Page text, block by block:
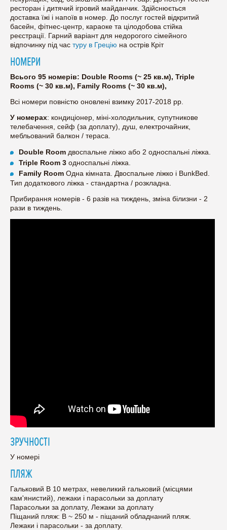
ресторан і дитячий ігровий майданчик. Здійснюється
доставка їжі і напоїв в номер. До послуг гостей відкритий
басейн, фітнес-центр, караоке та цілодобова стійка
реєстрації. Гарний варіант для недорогого сімейного
відпочинку під час туру в Грецію на острів Кріт
НОМЕРИ
Всього 95 номерів: Double Rooms (~ 25 кв.м), Triple
Rooms (~ 30 кв.м), Family Rooms (~ 30 кв.м),
Всі номери повністю оновлені взимку 2017-2018 рр.
У номерах: кондиціонер, міні-холодильник, супутникове
телебачення, сейф (за доплату), душ, електрочайник,
мебльований балкон / тераса.
Double Room двоспальне ліжко або 2 односпальні ліжка.
Triple Room 3 односпальні ліжка.
Family Room Одна кімната. Двоспальне ліжко і BunkBed.
Тип додаткового ліжка - стандартна / розкладна.
Прибирання номерів - 6 разів на тиждень, зміна білизни - 2
рази в тиждень.
ЗРУЧНОСТІ
У номері
ПЛЯЖ
Гальковий В 10 метрах, невеликий гальковий (місцями
кам'янистий), лежаки і парасольки за доплату
Парасольки за доплату, Лежаки за доплату
Піщаний пляж: В ~ 250 м - піщаний обладнаний пляж.
Лежаки і парасольки - за доплату.